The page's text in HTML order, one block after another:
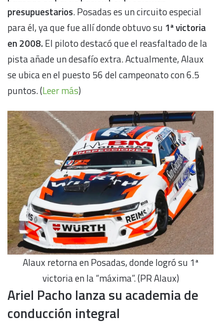
presupuestarios. Posadas es un circuito especial
para él, ya que fue allí donde obtuvo su 1ª victoria
en 2008. El piloto destacó que el reasfaltado de la
pista añade un desafío extra. Actualmente, Alaux
se ubica en el puesto 56 del campeonato con 6.5
puntos. (Leer más)
Alaux retorna en Posadas, donde logró su 1ª
victoria en la “máxima”. (PR Alaux)
Ariel Pacho lanza su academia de
conducción integral